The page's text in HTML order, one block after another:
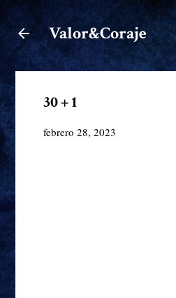
Valor&Coraje
30 + 1
febrero 28, 2023